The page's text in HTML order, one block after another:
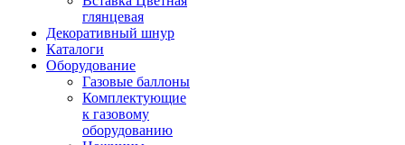
глянцевая
Декоративный шнур
Каталоги
Оборудование
Газовые баллоны
Комплектующие
к газовому
оборудованию